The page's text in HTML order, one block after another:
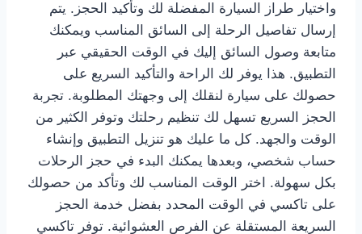
واختيار طراز السيارة المفضلة لك وتأكيد الحجز. يتم
إرسال تفاصيل الرحلة إلى السائق المناسب ويمكنك
متابعة وصول السائق إليك في الوقت الحقيقي عبر
التطبيق. هذا يوفر لك الراحة والتأكيد السريع على
حصولك على سيارة لنقلك إلى وجهتك المطلوبة. تجربة
الحجز السريع تسهل لك تنظيم رحلتك وتوفر الكثير من
الوقت والجهد. كل ما عليك هو تنزيل التطبيق وإنشاء
حساب شخصي، وبعدها يمكنك البدء في حجز الرحلات
بكل سهولة. اختر الوقت المناسب لك وتأكد من حصولك
على تاكسي في الوقت المحدد بفضل خدمة الحجز
السريعة المستقلة عن الفرص العشوائية. توفر تاكسي